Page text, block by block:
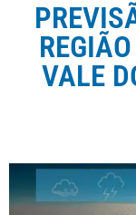
VALE